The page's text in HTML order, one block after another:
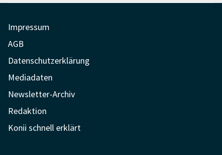
Impressum
AGB
Datenschutzerklärung
Mediadaten
Newsletter-Archiv
Redaktion
Konii schnell erklärt